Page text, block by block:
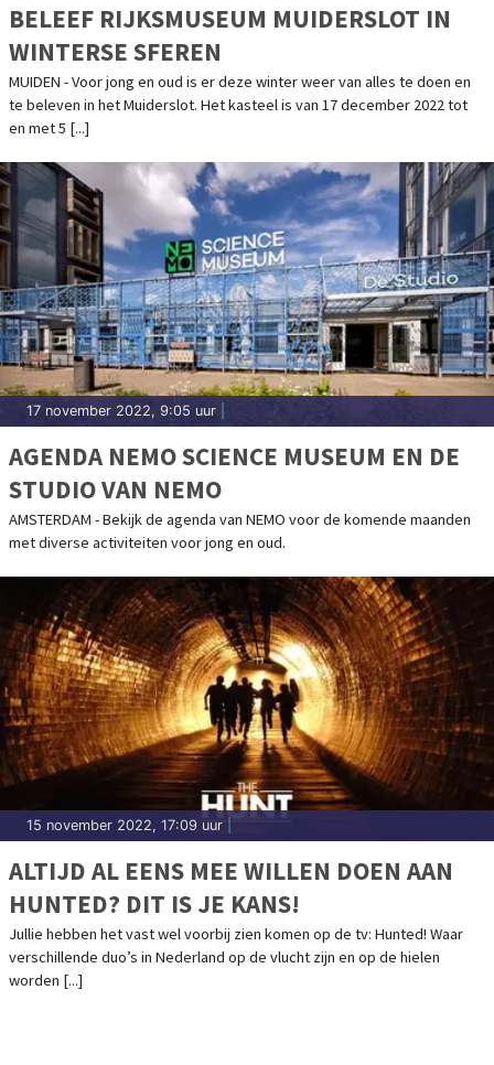
BELEEF RIJKSMUSEUM MUIDERSLOT IN
WINTERSE SFEREN
MUIDEN - Voor jong en oud is er deze winter weer van alles te doen en
te beleven in het Muiderslot. Het kasteel is van 17 december 2022 tot
en met 5 [...]
17 november 2022, 9:05 uur
AGENDA NEMO SCIENCE MUSEUM EN DE
STUDIO VAN NEMO
AMSTERDAM - Bekijk de agenda van NEMO voor de komende maanden
met diverse activiteiten voor jong en oud.
15 november 2022, 17:09 uur
ALTIJD AL EENS MEE WILLEN DOEN AAN
HUNTED? DIT IS JE KANS!
Jullie hebben het vast wel voorbij zien komen op de tv: Hunted! Waar
verschillende duo’s in Nederland op de vlucht zijn en op de hielen
worden [...]